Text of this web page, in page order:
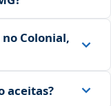
Colonial,
aceitas?